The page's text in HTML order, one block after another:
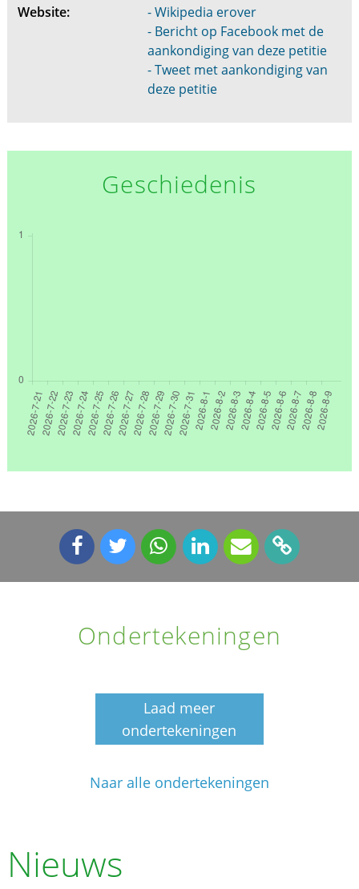
Website:
- Wikipedia erover
- Bericht op Facebook met de
aankondiging van deze petitie
- Tweet met aankondiging van
deze petitie
Geschiedenis
Ondertekeningen
Laad meer
ondertekeningen
Naar alle ondertekeningen
Nieuws